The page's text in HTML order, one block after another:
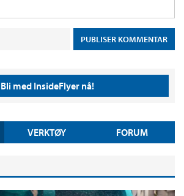
Bli med InsideFlyer nå!
VERKTØY FORUM